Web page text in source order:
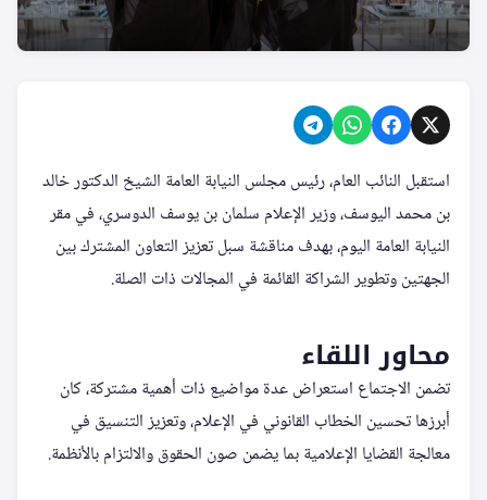
استقبل النائب العام، رئيس مجلس النيابة العامة الشيخ الدكتور خالد
بن محمد اليوسف، وزير الإعلام سلمان بن يوسف الدوسري، في مقر
النيابة العامة اليوم، بهدف مناقشة سبل تعزيز التعاون المشترك بين
الجهتين وتطوير الشراكة القائمة في المجالات ذات الصلة.
محاور اللقاء
تضمن الاجتماع استعراض عدة مواضيع ذات أهمية مشتركة، كان
أبرزها تحسين الخطاب القانوني في الإعلام، وتعزيز التنسيق في
معالجة القضايا الإعلامية بما يضمن صون الحقوق والالتزام بالأنظمة.